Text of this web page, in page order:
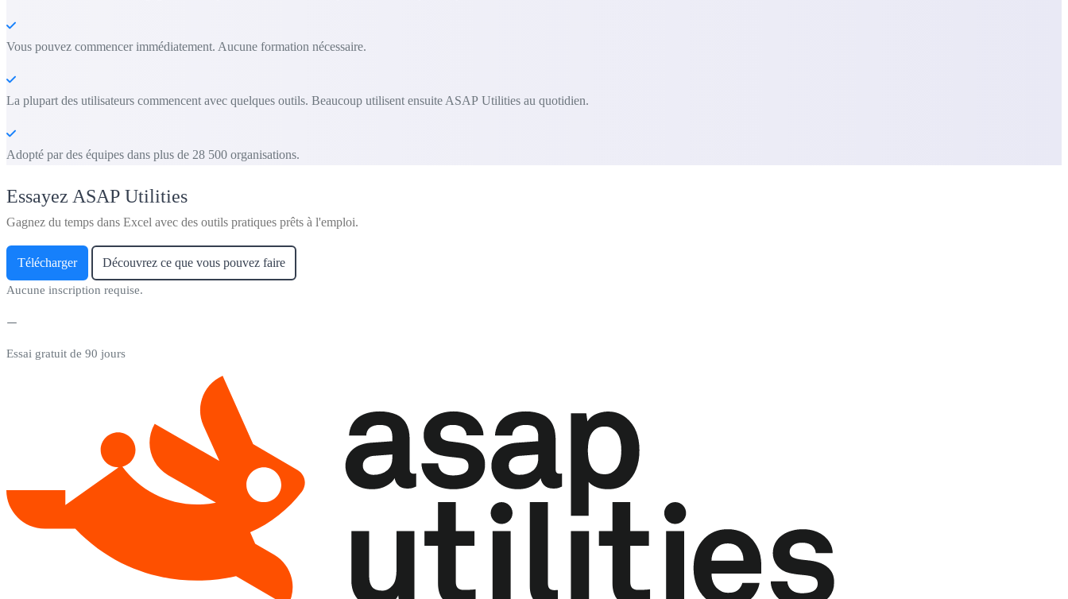
Vous pouvez commencer immédiatement. Aucune formation nécessaire.
La plupart des utilisateurs commencent avec quelques outils. Beaucoup utilisent ensuite ASAP Utilities au quotidien.
Adopté par des équipes dans plus de 28 500 organisations.
Essayez ASAP Utilities
Gagnez du temps dans Excel avec des outils pratiques prêts à l'emploi.
Télécharger Découvrez ce que vous pouvez faire
Aucune inscription requise.
Essai gratuit de 90 jours